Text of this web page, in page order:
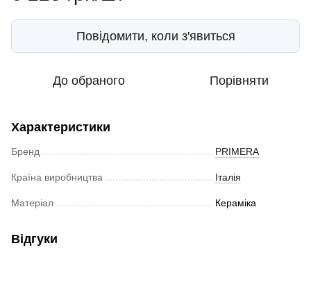
Повідомити, коли з'явиться
До обраного Порівняти
Характеристики
Бренд PRIMERA
Країна виробництва Італія
Матеріал Кераміка
Відгуки